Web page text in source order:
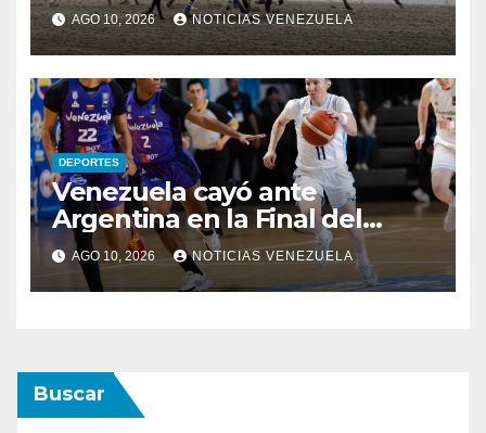
AGO 10, 2026 NOTICIAS VENEZUELA
DEPORTES
Venezuela cayó ante
Argentina en la Final del
Sudamericano
AGO 10, 2026 NOTICIAS VENEZUELA
Buscar